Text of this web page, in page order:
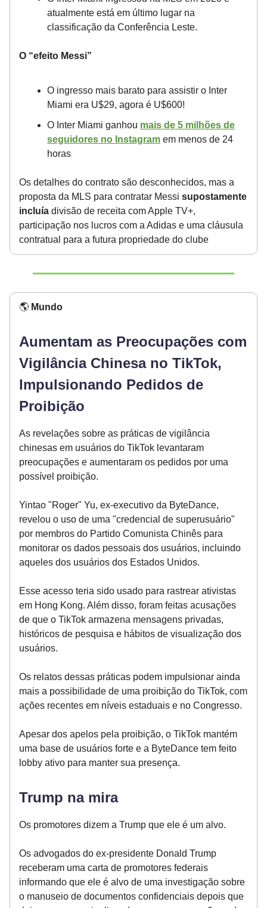
atualmente está em último lugar na
classificação da Conferência Leste.
O “efeito Messi”
O ingresso mais barato para assistir o Inter
Miami era U$29, agora é U$600!
O Inter Miami ganhou mais de 5 milhões de
seguidores no Instagram em menos de 24
horas
Os detalhes do contrato são desconhecidos, mas a
proposta da MLS para contratar Messi supostamente
incluía divisão de receita com Apple TV+,
participação nos lucros com a Adidas e uma cláusula
contratual para a futura propriedade do clube
🌎 Mundo
Aumentam as Preocupações com
Vigilância Chinesa no TikTok,
Impulsionando Pedidos de
Proibição
As revelações sobre as práticas de vigilância
chinesas em usuários do TikTok levantaram
preocupações e aumentaram os pedidos por uma
possível proibição.
Yintao "Roger" Yu, ex-executivo da ByteDance,
revelou o uso de uma "credencial de superusuário"
por membros do Partido Comunista Chinês para
monitorar os dados pessoais dos usuários, incluindo
aqueles dos usuários dos Estados Unidos.
Esse acesso teria sido usado para rastrear ativistas
em Hong Kong. Além disso, foram feitas acusações
de que o TikTok armazena mensagens privadas,
históricos de pesquisa e hábitos de visualização dos
usuários.
Os relatos dessas práticas podem impulsionar ainda
mais a possibilidade de uma proibição do TikTok, com
ações recentes em níveis estaduais e no Congresso.
Apesar dos apelos pela proibição, o TikTok mantém
uma base de usuários forte e a ByteDance tem feito
lobby ativo para manter sua presença.
Trump na mira
Os promotores dizem a Trump que ele é um alvo.
Os advogados do ex-presidente Donald Trump
receberam uma carta de promotores federais
informando que ele é alvo de uma investigação sobre
o manuseio de documentos confidenciais depois que